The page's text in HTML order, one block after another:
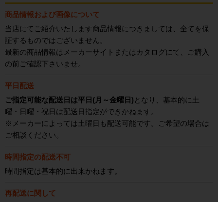
商品情報および画像について
当店にてご紹介いたします商品情報につきましては、全てを保
証するものではございません。
最新の商品情報はメーカーサイトまたはカタログにて、ご購入
の前ご確認下さいませ。
平日配送
ご指定可能な配送日は平日(月～金曜日) となり、基本的に土
曜・日曜・祝日は配送日指定ができかねます。
※メーカーによっては土曜日も配送可能です。ご希望の場合は
ご相談ください。
時間指定の配送不可
時間指定は基本的に出来かねます。
再配送に関して